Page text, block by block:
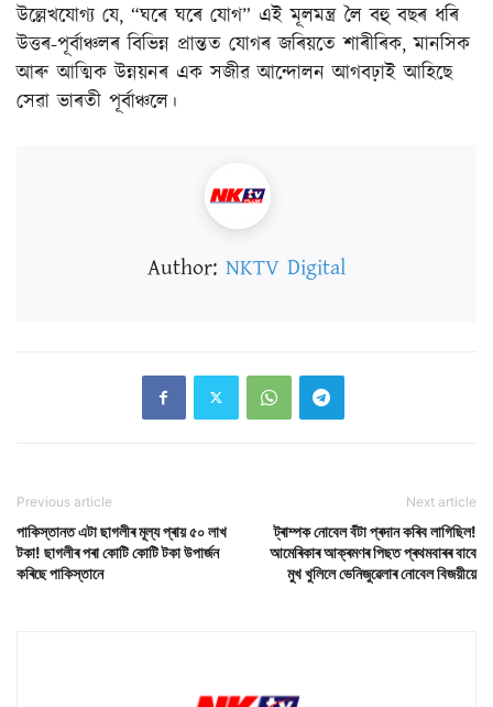
উল্লেখযোগ্য যে, “ঘৰে ঘৰে যোগ” এই মূলমন্ত্ৰ লৈ বহু বছৰ ধৰি
উত্তৰ-পূৰ্বাঞ্চলৰ বিভিন্ন প্ৰান্তত যোগৰ জৰিয়তে শাৰীৰিক, মানসিক
আৰু আত্মিক উন্নয়নৰ এক সজীৱ আন্দোলন আগবঢ়াই আহিছে
সেৱা ভাৰতী পূৰ্বাঞ্চলে।
Author: NKTV Digital
Previous article
পাকিস্তানত এটা ছাগলীৰ মূল্য প্ৰায় ৫০ লাখ
টকা! ছাগলীৰ পৰা কোটি কোটি টকা উপাৰ্জন
কৰিছে পাকিস্তানে
Next article
ট্ৰাম্পক নোবেল বঁটা প্ৰদান কৰিব লাগিছিল!
আমেৰিকাৰ আক্ৰমণৰ পিছত প্ৰথমবাৰৰ বাবে
মুখ খুলিলে ভেনিজুৱেলাৰ নোবেল বিজয়ীয়ে